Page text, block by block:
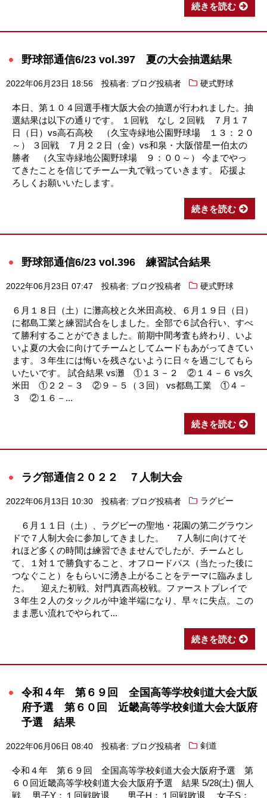
続きを読む
野球部通信6/23 vol.397 夏の大会抽選結果
2022年06月23日 18:56 投稿者: ブログ投稿者 硬式野球
本日、第１０４回選手権大阪大会の抽選が行われました。抽
選結果は以下の通りです。 １回戦 なし ２回戦 ７月１７
日（日）vs高石高校 （久宝寺緑地公園野球場 １３：２０
～） ３回戦 ７月２２日（金）vs和泉・大阪偕星ー伯太の
勝者 （久宝寺緑地公園野球場 ９：００～） 今までやっ
てきたことを信じてチーム一丸で戦っていきます。 応援よ
ろしくお願いいたします。
続きを読む
野球部通信6/23 vol.396 練習試合結果
2022年06月23日 07:47 投稿者: ブログ投稿者 硬式野球
６月１８日（土）に灘高校と久米田高校、６月１９日（日）
に都島工業と練習試合をしました。全部で６試合行い、すべ
て勝利することができました。前期中間考査も終わり、いよ
いよ夏の大会に向けてチームとしてムードもあがってきてい
ます。３年生には悔いを残さないように日々を過ごしてもら
いたいです。 試合結果 vs灘 ①１３－２ ②１４－６ vs久
米田 ①２２－３ ②９－５（３回） vs都島工業 ①４－
３ ②１６－...
続きを読む
ラグ部通信２０２２ ７人制大会
2022年06月13日 10:30 投稿者: ブログ投稿者 ラグビー
６月１１日（土）、ラグビーの聖地・花園の第二グラウン
ドで７人制大会に参加してきました。 ７人制に向けてそ
れほど多くの時間は練習できませんでしたが、チームとし
て、１対１で勝負すること、オフロードパス（当たった後に
つなぐこと）をもらいに湧き上がることをテーマに臨みまし
た。 迎えた初戦、対門真西高校戦。ファーストプレイで
３年生２人のタックルが中途半端になり、早々に失点。この
まま悪い流れでやられて...
続きを読む
令和４年 第６９回 全国高等学校剣道大会大阪
府予選 第６０回 近畿高等学校剣道大会大阪府
予選 結果
2022年06月06日 08:40 投稿者: ブログ投稿者 剣道
令和４年 第６９回 全国高等学校剣道大会大阪府予選 第
６０回近畿高等学校剣道大会大阪府予選 結果 5/28(土) 個人
戦 男子Y：１回戦敗退 男子H：１回戦敗退 女子S：